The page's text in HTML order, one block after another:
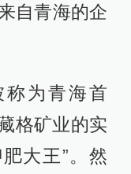
自青海的企
为青海首
格矿业的实
大王”。然